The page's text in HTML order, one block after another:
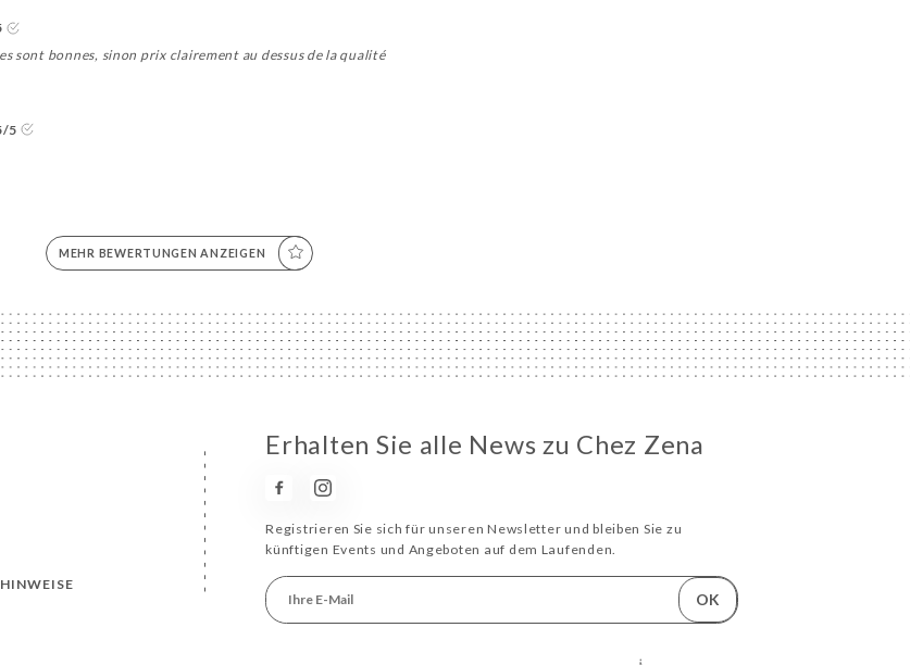
sont bonnes, sinon prix clairement au dessus de la qualité
5
MEHR BEWERTUNGEN ANZEIGEN
Erhalten Sie alle News zu Chez Zena
Registrieren Sie sich für unseren Newsletter und bleiben Sie zu
künftigen Events und Angeboten auf dem Laufenden.
OK